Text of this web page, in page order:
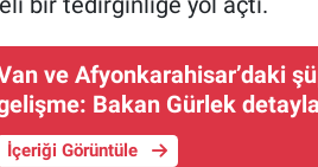
ve Afyonkarahisar’daki
Bakan Gürlek
İçeriği Görüntüle